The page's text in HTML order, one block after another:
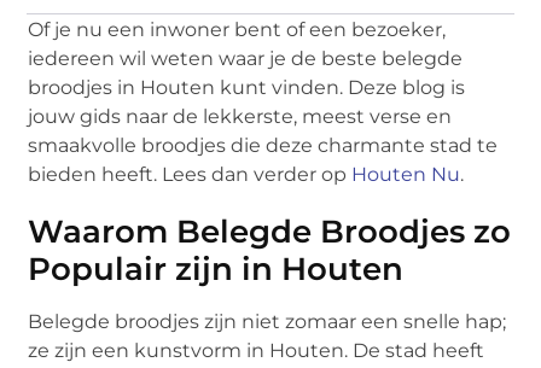
Of je nu een inwoner bent of een bezoeker,
iedereen wil weten waar je de beste belegde
broodjes in Houten kunt vinden. Deze blog is
jouw gids naar de lekkerste, meest verse en
smaakvolle broodjes die deze charmante stad te
bieden heeft. Lees dan verder op Houten Nu.
Waarom Belegde Broodjes zo
Populair zijn in Houten
Belegde broodjes zijn niet zomaar een snelle hap;
ze zijn een kunstvorm in Houten. De stad heeft